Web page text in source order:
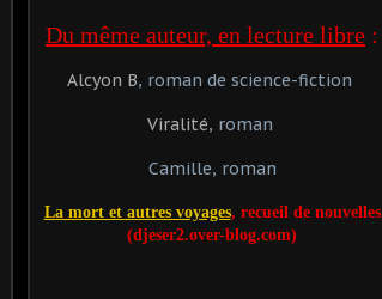
Du même auteur, en lecture libre :
Alcyon B, roman de science-fiction
Viralité, roman
Camille, roman
La mort et autres voyages, recueil de nouvelles
(djeser2.over-blog.com)